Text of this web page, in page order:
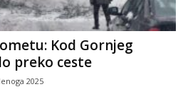
Kod Gornjeg
preko ceste
2025